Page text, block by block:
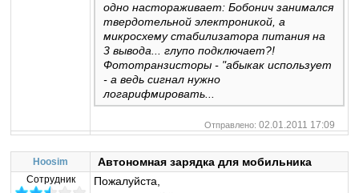
одно настораживает: Бобонич занимался
твердотельной электроникой, а
микросхему стабилизатора питания на
3 вывода... глупо подключает?!
Фототранзисторы - "абыкак использует
- а ведь сигнал нужно
логарифмировать...
Отправлено: 02.01.2011 17:09
Hoosim Автономная зарядка для мобильника
Сотрудник Пожалуйста,